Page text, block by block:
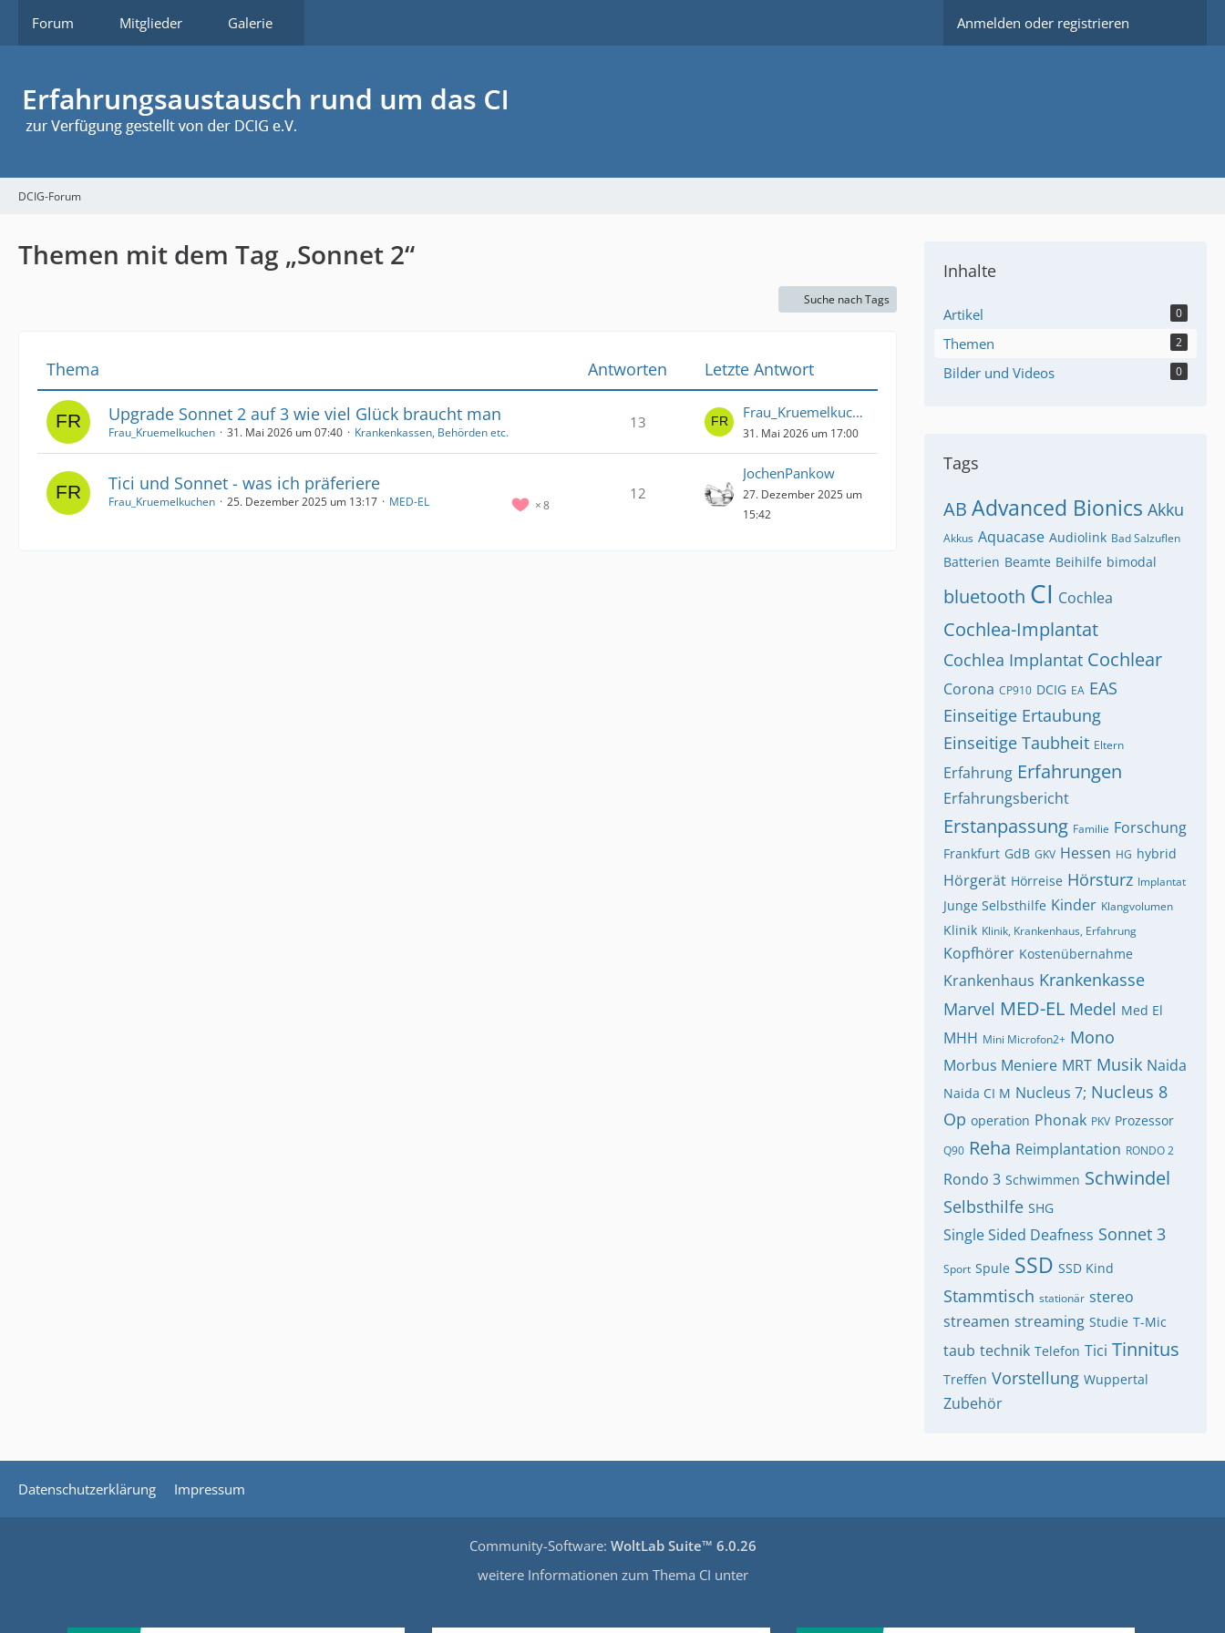
Forum Mitglieder Galerie Anmelden oder registrieren
DCIG-Forum
Themen mit dem Tag „Sonnet 2“
Suche nach Tags
Thema Antworten Letzte Antwort
Upgrade Sonnet 2 auf 3 wie viel Glück braucht man
Frau_Kruemelkuchen 31. Mai 2026 um 07:40 Krankenkassen, Behörden etc.
13
Frau_Kruemelkuchen
31. Mai 2026 um 17:00
Tici und Sonnet - was ich präferiere
8
Frau_Kruemelkuchen 25. Dezember 2025 um 13:17 MED-EL 12
JochenPankow
27. Dezember 2025 um
15:42
Inhalte
Artikel 0
Themen 2
Bilder und Videos 0
Tags
AB Advanced Bionics Akku
Akkus Aquacase Audiolink Bad Salzuflen
Batterien Beamte Beihilfe bimodal
bluetooth CI Cochlea
Cochlea-Implantat
Cochlea Implantat Cochlear
Corona CP910 DCIG EA EAS
Einseitige Ertaubung
Einseitige Taubheit Eltern
Erfahrung Erfahrungen
Erfahrungsbericht
Erstanpassung Familie Forschung
Frankfurt GdB GKV Hessen HG hybrid
Hörgerät Hörreise Hörsturz Implantat
Junge Selbsthilfe Kinder Klangvolumen
Klinik Klinik, Krankenhaus, Erfahrung
Kopfhörer Kostenübernahme
Krankenhaus Krankenkasse
Marvel MED-EL Medel Med El
MHH Mini Microfon2+ Mono
Morbus Meniere MRT Musik Naida
Naida CI M Nucleus 7; Nucleus 8
Op operation Phonak PKV Prozessor
Q90 Reha Reimplantation RONDO 2
Rondo 3 Schwimmen Schwindel
Selbsthilfe SHG
Single Sided Deafness Sonnet 3
Sport Spule SSD SSD Kind
Stammtisch stationär stereo
streamen streaming Studie T-Mic
taub technik Telefon Tici Tinnitus
Treffen Vorstellung Wuppertal
Zubehör
Datenschutzerklärung Impressum
Community-Software: WoltLab Suite™ 6.0.26
weitere Informationen zum Thema CI unter